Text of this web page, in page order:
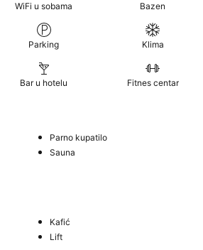
WiFi u sobama Bazen
Parking Klima
Bar u hotelu Fitnes centar
Parno kupatilo
Sauna
Kafić
Lift